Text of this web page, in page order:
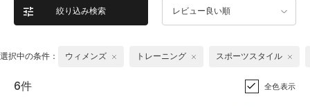
絞り込み検索 レビュー良い順
選択中の条件： ウィメンズ トレーニング スポーツスタイル
6件 全色表示